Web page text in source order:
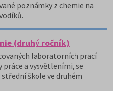
poznámky z chemie na
(druhý ročník)
laboratorních prací
práce a vysvětleními, se
škole ve druhém